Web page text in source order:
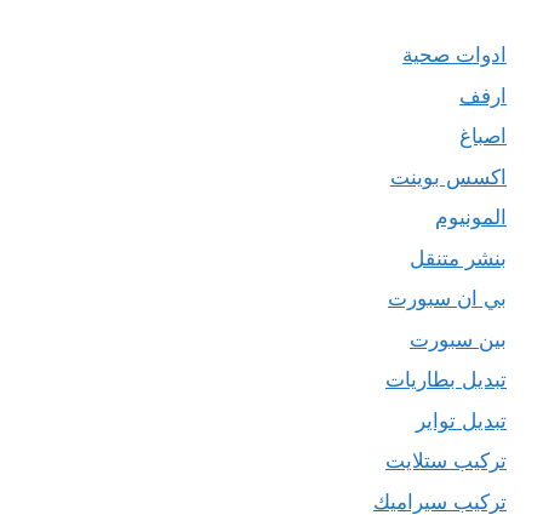
ادوات صحية
ارفف
اصباغ
اكسس بوينت
المونيوم
بنشر متنقل
بي ان سبورت
بين سبورت
تبديل بطاريات
تبديل تواير
تركيب ستلايت
تركيب سيراميك